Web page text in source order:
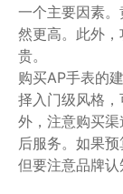
一个主要因素
然更高。此外
贵。
购买AP手表的
择入门级风格
外，注意购买
后服务。如果
但要注意品牌认